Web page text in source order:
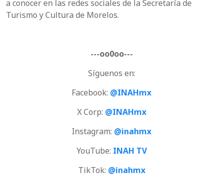
a conocer en las redes sociales de la Secretaría de
Turismo y Cultura de Morelos.
---oo0oo---
Síguenos en:
Facebook: @INAHmx
X Corp: @INAHmx
Instagram: @inahmx
YouTube: INAH TV
TikTok: @inahmx